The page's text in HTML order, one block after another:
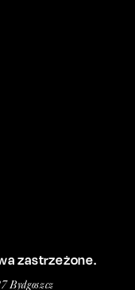
zastrzeżone.
Bydgoszcz